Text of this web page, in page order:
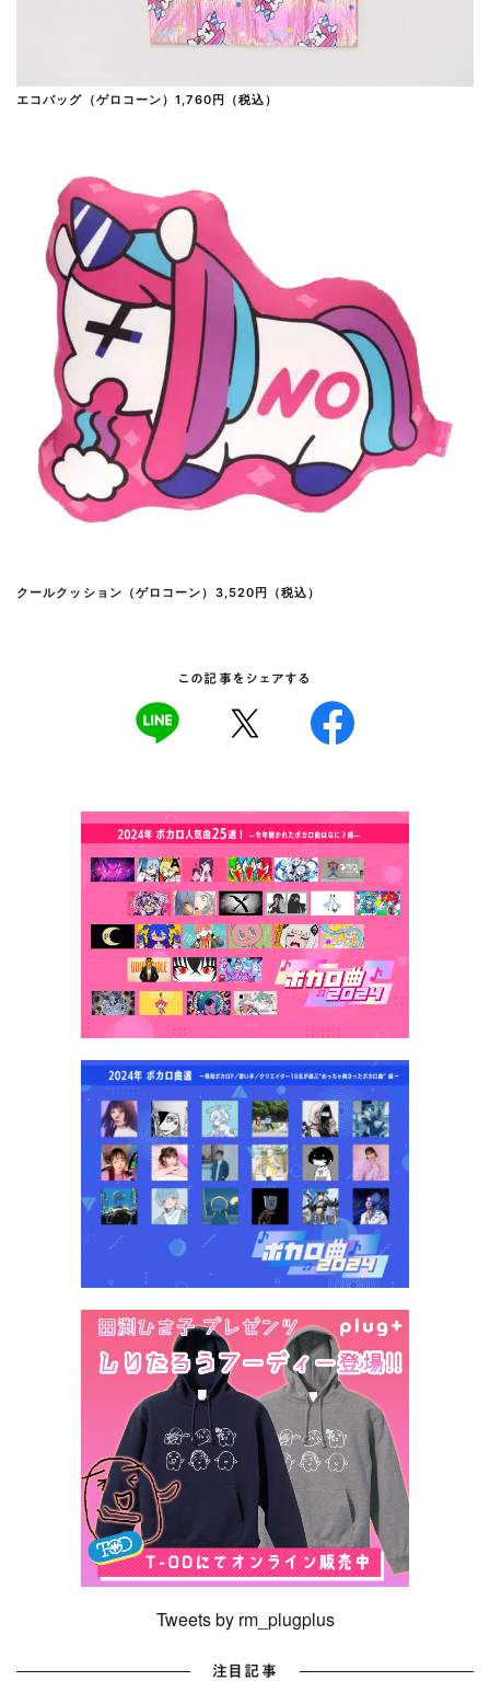
エコバッグ（ゲロコーン）1,760円（税込）
クールクッション（ゲロコーン）3,520円（税込）
この記事をシェアする
Tweets by rm_plugplus
注目記事